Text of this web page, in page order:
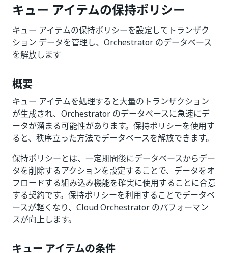
キュー アイテムの保持ポリシー
キュー アイテムの保持ポリシーを設定してトランザク
ション データを管理し、Orchestrator のデータベース
を解放します
概要
キュー アイテムを処理すると大量のトランザクション
が生成され、Orchestrator のデータベースに急速にデ
ータが溜まる可能性があります。保持ポリシーを使用す
ると、秩序立った方法でデータベースを解放できます。
保持ポリシーとは、一定期間後にデータベースからデー
タを削除するアクションを設定することで、データをオ
フロードする組み込み機能を確実に使用することに合意
する契約です。保持ポリシーを利用することでデータベ
ースが軽くなり、Cloud Orchestrator のパフォーマン
スが向上します。
キュー アイテムの条件